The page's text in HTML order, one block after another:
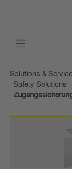
Solutions &
Safety Solutions